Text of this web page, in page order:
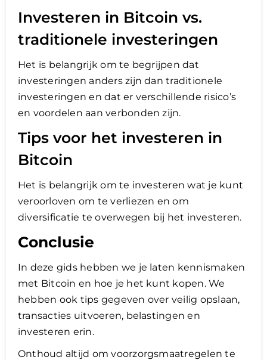
Investeren in Bitcoin vs.
traditionele investeringen
Het is belangrijk om te begrijpen dat
investeringen anders zijn dan traditionele
investeringen en dat er verschillende risico’s
en voordelen aan verbonden zijn.
Tips voor het investeren in
Bitcoin
Het is belangrijk om te investeren wat je kunt
veroorloven om te verliezen en om
diversificatie te overwegen bij het investeren.
Conclusie
In deze gids hebben we je laten kennismaken
met Bitcoin en hoe je het kunt kopen. We
hebben ook tips gegeven over veilig opslaan,
transacties uitvoeren, belastingen en
investeren erin.
Onthoud altijd om voorzorgsmaatregelen te